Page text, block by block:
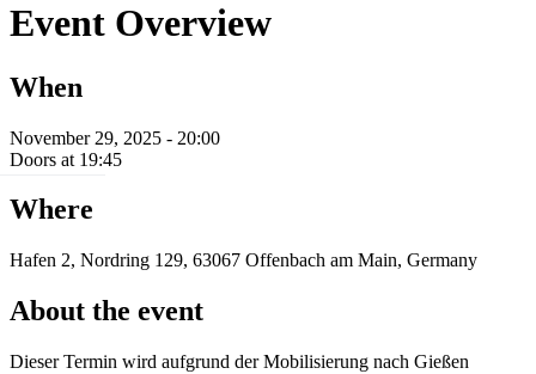
Event Overview
When
November 29, 2025 - 20:00
Doors at 19:45
Where
Hafen 2, Nordring 129, 63067 Offenbach am Main, Germany
About the event
Dieser Termin wird aufgrund der Mobilisierung nach Gießen